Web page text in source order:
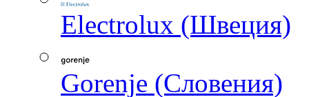
Electrolux (Швеция)
Gorenje (Словения)